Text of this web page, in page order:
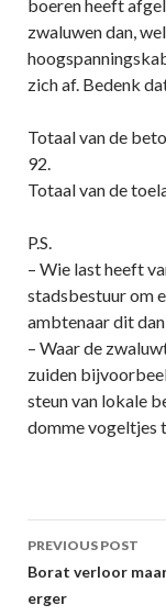
boeren heeft
zwaluwen dan,
zich af. Bedenk
Totaal van de
92.
Totaal van de
P.S.
– Wie last heeft
stadsbestuur om
ambtenaar dit
– Waar de
zuiden
steun van lokale
domme vogeltjes
Post
navigation
PREVIOUS POST
Borat verloor
erger